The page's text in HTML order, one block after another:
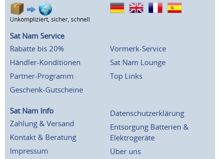
Unkompliziert, sicher, schnell
Sat Nam Service
Rabatte bis 20%
Händler-Konditionen
Partner-Programm
Geschenk-Gutscheine
Vormerk-Service
Sat Nam Lounge
Top Links
Sat Nam Info
Zahlung & Versand
Kontakt & Beratung
Impressum
Datenschutzerklärung
Entsorgung Batterien &
Elektrogeräte
Über uns